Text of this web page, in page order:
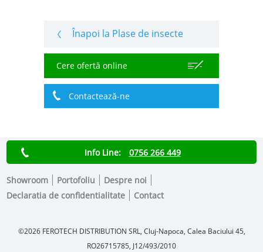
Înapoi la Plase de insecte
Cere ofertă online
Contactează-ne
Info Line: 0756 266 449
Showroom Portofoliu
Despre noi
Declaratia de confidentialitate
Contact
©2026 FEROTECH DISTRIBUTION SRL, Cluj-Napoca, Calea Baciului 45,
RO26715785, J12/493/2010